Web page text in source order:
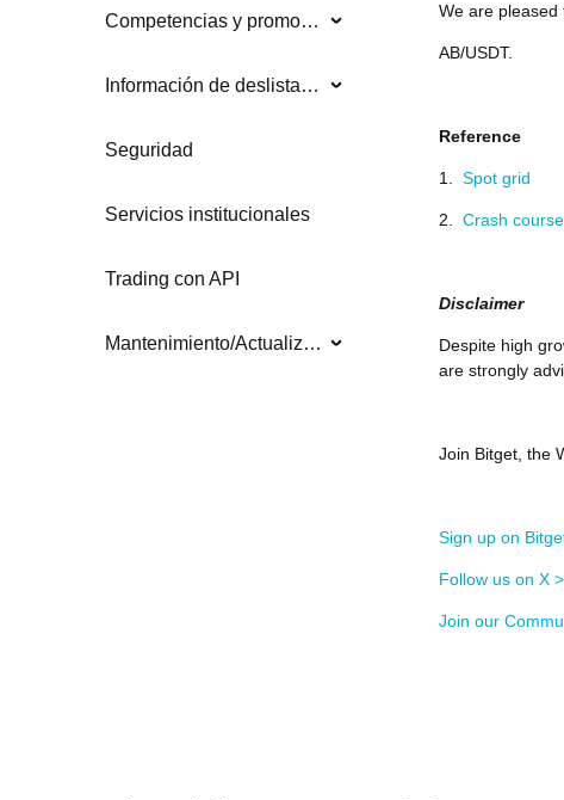
Competencias y promociones
Información de deslistados
Seguridad
Servicios institucionales
Trading con API
Mantenimiento/Actualizaciones del sistema
We are pleased
AB/USDT.
Reference
1. Spot grid
2. Crash
Disclaimer
Despite high
are strongly
Join Bitget, the
Sign up on
Follow us on X
Join our